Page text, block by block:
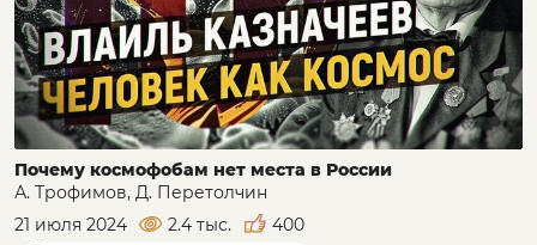
Почему космофобам нет места в России
А. Трофимов, Д. Перетолчин
21 июля 2024
2.4 тыс.
400